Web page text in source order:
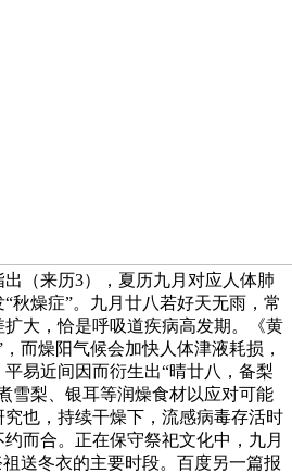
（来历3），夏历九月对应人体肺
秋燥症”。九月廿八若好天无雨，常
大，恰是呼吸道疾病高发期。《黄
而燥阳气候会加快人体津液耗损，
易近间因而衍生出“晴廿八，备梨
雪梨、银耳等润燥食材以应对可能
也，持续干燥下，流感病毒存活时
而合。正在保守祭祀文化中，九月
送冬衣的主要时段。百度另一篇报